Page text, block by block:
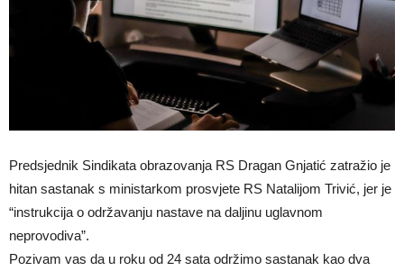
Predsjednik Sindikata obrazovanja RS Dragan Gnjatić zatražio je
hitan sastanak s ministarkom prosvjete RS Natalijom Trivić, jer je
“instrukcija o održavanju nastave na daljinu uglavnom
neprovodiva”.
Pozivam vas da u roku od 24 sata održimo sastanak kao dva